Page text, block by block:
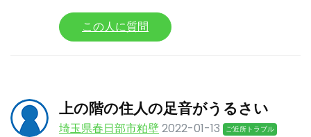
この人に質問
上の階の住人の足音がうるさい
埼玉県春日部市粕壁2022-01-13 ご近所トラブル